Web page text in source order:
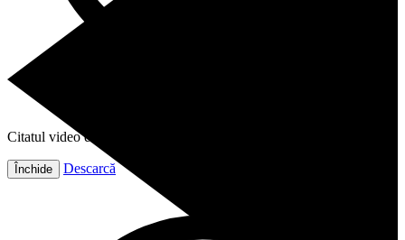
Citatul video este gata!
Închide Descarcă